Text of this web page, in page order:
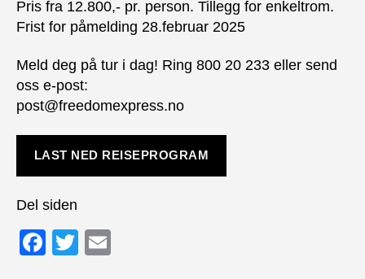
Pris fra 12.800,- pr. person. Tillegg for enkeltrom.
Frist for påmelding 28.februar 2025
Meld deg på tur i dag! Ring 800 20 233 eller send
oss e-post:
post@freedomexpress.no
LAST NED REISEPROGRAM
Del siden
F
T